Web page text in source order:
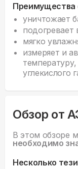
Преимущества
уничтожает
подогревает
мягко
измеряет и
углекислого
Обзор от
В этом обзоре
необходимо
Несколько